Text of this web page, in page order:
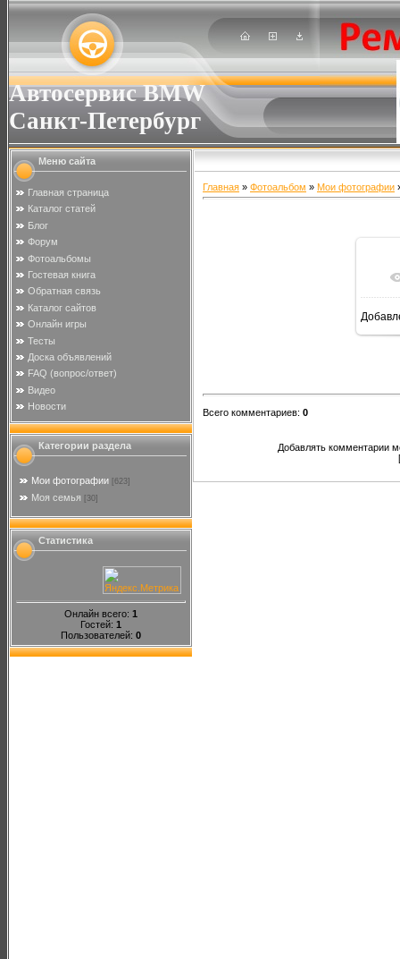
Автосервис BMW
Санкт-Петербург
Меню сайта
Главная страница
Каталог статей
Блог
Форум
Фотоальбомы
Гостевая книга
Обратная связь
Каталог сайтов
Онлайн игры
Тесты
Доска объявлений
FAQ (вопрос/ответ)
Видео
Новости
Категории раздела
Мои фотографии [623]
Моя семья [30]
Статистика
Онлайн всего: 1
Гостей: 1
Пользователей: 0
Главная » Фотоальбом » Мои фотографии
Всего комментариев: 0
Добавлять комментарии